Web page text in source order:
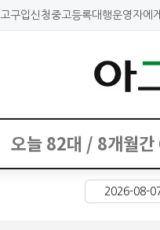
구입신청중고등록대행운영자에게